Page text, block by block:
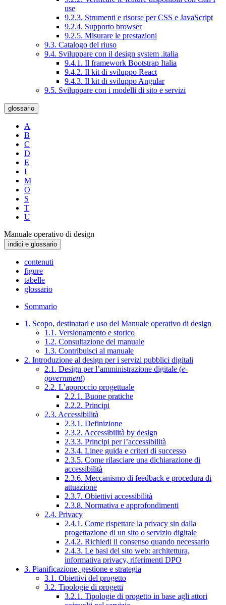
use
9.2.3. Strumenti e risorse per CSS e JavaScript
9.2.4. Supporto browser
9.2.5. Misurare le prestazioni
9.3. Catalogo del riuso
9.4. Sviluppare con il design system .italia
9.4.1. Il framework Bootstrap Italia
9.4.2. Il kit di sviluppo React
9.4.3. Il kit di sviluppo Angular
9.5. Sviluppare con i modelli di sito e servizi
glossario
A
B
C
D
E
I
M
O
S
T
U
Manuale operativo di design
indici e glossario
contenuti
figure
tabelle
glossario
Sommario
1. Scopo, destinatari e uso del Manuale operativo di design
1.1. Versionamento e storico
1.2. Consultazione del manuale
1.3. Contribuisci al manuale
2. Introduzione al design per i servizi pubblici digitali
2.1. Design per l’amministrazione digitale (e-
government)
2.2. L’approccio progettuale
2.2.1. Buone pratiche
2.2.2. Principi
2.3. Accessibilità
2.3.1. Definizione
2.3.2. Accessibilità by design
2.3.3. Principi per l’accessibilità
2.3.4. Linee guida e criteri di successo
2.3.5. Come rilasciare una dichiarazione di
accessibilità
2.3.6. Meccanismo di feedback e procedura di
attuazione
2.3.7. Obiettivi accessibilità
2.3.8. Normativa e approfondimenti
2.4. Privacy
2.4.1. Come rispettare la privacy sin dalla
progettazione di un sito o servizio digitale
2.4.2. Richiedi il consenso quando necessario
2.4.3. Le basi del sito web: architettura,
informativa privacy, riferimenti DPO
3. Pianificazione, gestione e strategia
3.1. Obiettivi del progetto
3.2. Tipologie di progetti
3.2.1. Tipologie di progetto in base agli attori